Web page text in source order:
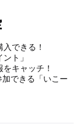
できる「いこー